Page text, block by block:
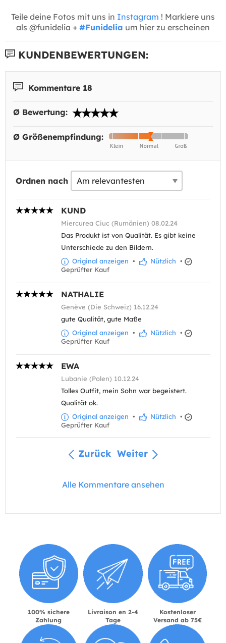
Teile deine Fotos mit uns in Instagram ! Markiere uns
als @funidelia + #Funidelia um hier zu erscheinen
KUNDENBEWERTUNGEN:
Kommentare 18
Ø Bewertung:
Ø Größenempfindung:
Ordnen nach
KUND
Miercurea Ciuc (Rumänien) 08.02.24
Das Produkt ist von Qualität. Es gibt keine
Unterschiede zu den Bildern.
Original anzeigen • Nützlich •
Geprüfter Kauf
NATHALIE
Genève (Die Schweiz) 16.12.24
gute Qualität, gute Maße
Original anzeigen • Nützlich •
Geprüfter Kauf
EWA
Lubanie (Polen) 10.12.24
Tolles Outfit, mein Sohn war begeistert.
Qualität ok.
Original anzeigen • Nützlich •
Geprüfter Kauf
Zurück Weiter
Alle Kommentare ansehen
100% sichere
Zahlung
Livraison en 2-4
Tage
Kostenloser
Versand ab 75€